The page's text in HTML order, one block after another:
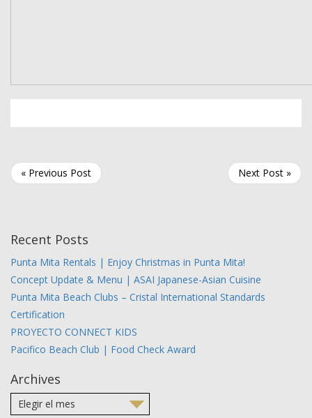
« Previous Post Next Post »
Recent Posts
Punta Mita Rentals | Enjoy Christmas in Punta Mita!
Concept Update & Menu | ASAI Japanese-Asian Cuisine
Punta Mita Beach Clubs – Cristal International Standards
Certification
PROYECTO CONNECT KIDS
Pacifico Beach Club | Food Check Award
Archives